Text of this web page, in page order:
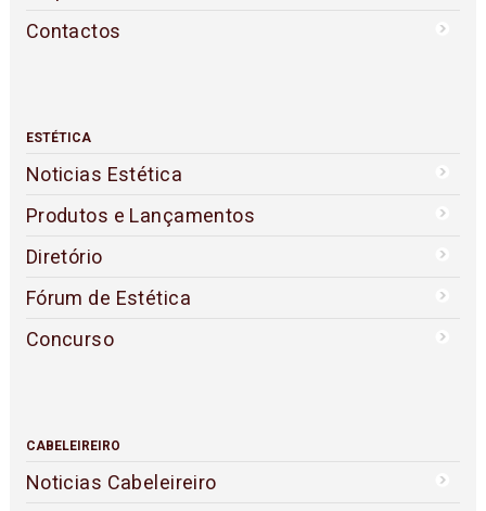
Contactos
ESTÉTICA
Noticias Estética
Produtos e Lançamentos
Diretório
Fórum de Estética
Concurso
CABELEIREIRO
Noticias Cabeleireiro